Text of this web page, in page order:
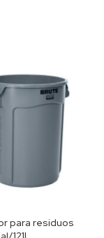
para residuos